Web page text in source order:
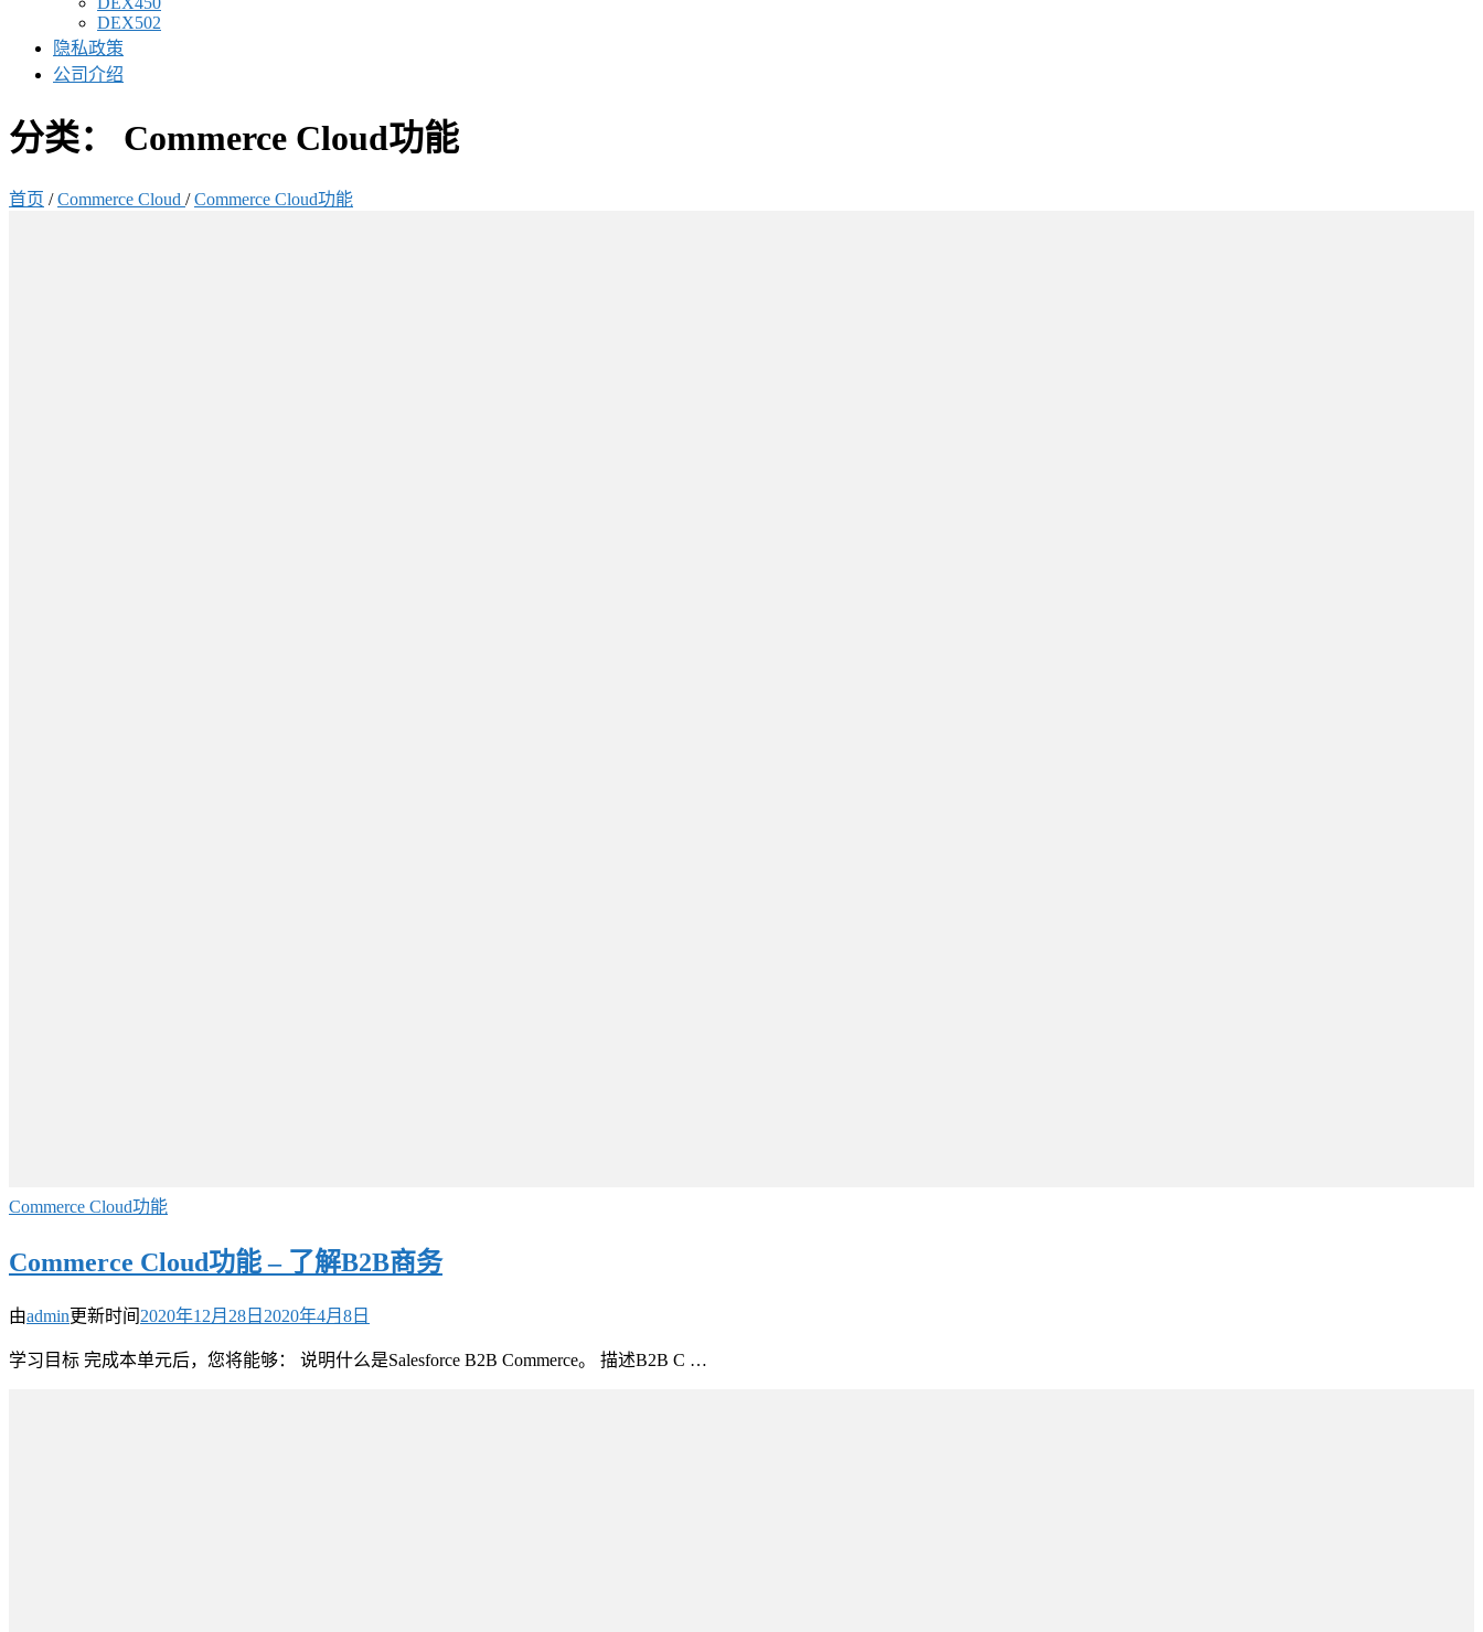
DEX502
隐私政策
公司介绍
分类： Commerce Cloud功能
首页 / Commerce Cloud / Commerce Cloud功能
Commerce Cloud功能
Commerce Cloud功能 – 了解B2B商务
由admin更新时间 2020年12月28日 2020年4月8日
学习目标 完成本单元后，您将能够： 说明什么是Salesforce B2B Commerce。 描述B2B C …